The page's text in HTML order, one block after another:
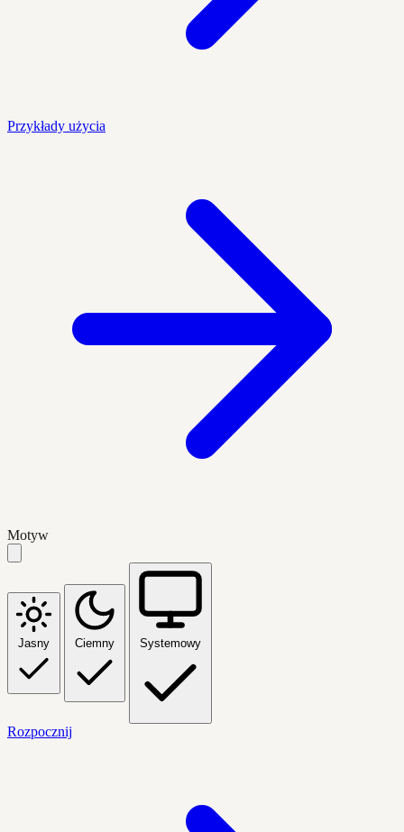
Przykłady użycia
Motyw
Jasny Ciemny Systemowy
Rozpocznij